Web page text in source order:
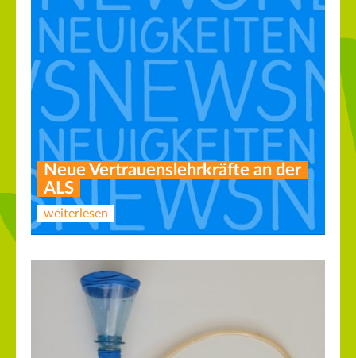
Neue Vertrauenslehrkräfte an der
ALS
weiterlesen